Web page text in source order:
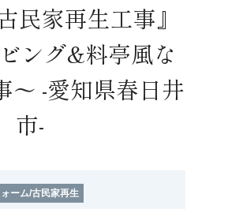
民家再生工事』
ング&料亭風な
～ -愛知県春日井
市-
ーム/古民家再生